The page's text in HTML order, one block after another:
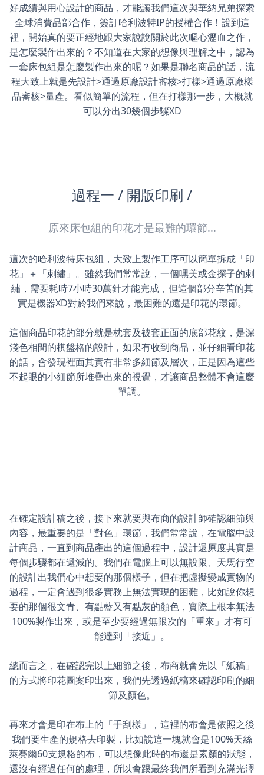
好成績與用心設計的商品，才能讓我們這次與華納兄弟探索
全球消費品部合作，簽訂哈利波特IP的授權合作！說到這
裡，開始真的要正經地跟大家說說關於此次嘔心瀝血之作，
是怎麼製作出來的？不知道在大家的想像與理解之中，認為
一套床包組是怎麼製作出來的呢？如果是聯名商品的話，流
程大致上就是先設計>通過原廠設計審核>打樣>通過原廠樣
品審核>量產。看似簡單的流程，但在打樣那一步，大概就
可以分出30幾個步驟XD
過程一 / 開版印刷 /
原來床包組的印花才是最難的環節...
這次的哈利波特床包組，大致上製作工序可以簡單拆成「印
花」＋「刺繡」。雖然我們常常說，一個嘿美或金探子的刺
繡，需要耗時7小時30萬針才能完成，但這個部分辛苦的其
實是機器XD對於我們來說，最困難的還是印花的環節。
這個商品印花的部分就是枕套及被套正面的底部花紋，是深
淺色相間的棋盤格的設計，如果有收到商品，並仔細看印花
的話，會發現裡面其實有非常多細節及層次，正是因為這些
不起眼的小細節所堆疊出來的視覺，才讓商品整體不會這麼
單調。
在確定設計稿之後，接下來就要與布商的設計師確認細節與
內容，最重要的是「對色」環節，我們常常說，在電腦中設
計商品，一直到商品產出的這個過程中，設計還原度其實是
每個步驟都在遞減的。我們在電腦上可以無設限、天馬行空
的設計出我們心中想要的那個樣子，但在把虛擬變成實物的
過程，一定會遇到很多實務上無法實現的困難，比如說你想
要的那個很文青、有點藍又有點灰的顏色，實際上根本無法
100%製作出來，或是至少要經過無限次的「重來」才有可
能達到「接近」。
總而言之，在確認完以上細節之後，布商就會先以「紙稿」
的方式將印花圖案印出來，我們先透過紙稿來確認印刷的細
節及顏色。
再來才會是印在布上的「手刮樣」，這裡的布會是依照之後
我們要生產的規格去印製，比如說這一塊就會是100%天絲
萊賽爾60支規格的布，可以想像此時的布還是素顏的狀態，
還沒有經過任何的處理，所以會跟最終我們所看到充滿光澤